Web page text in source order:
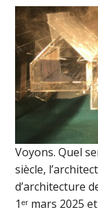
Voyons. Quel
siècle,
d’architecture
1ᵉʳ mars 2025